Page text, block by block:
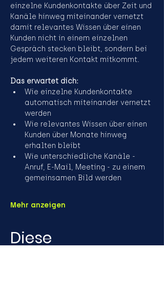
einzelne Kundenkontakte über Zeit und
Kanäle hinweg miteinander vernetzt
damit relevantes Wissen über einen
Kunden nicht in einem einzelnen
Gespräch stecken bleibt, sondern bei
jedem weiteren Kontakt mitkommt.
Das erwartet dich:
Wie einzelne Kundenkontakte
automatisch miteinander vernetzt
werden
Wie relevantes Wissen über einen
Kunden über Monate hinweg
erhalten bleibt
Wie unterschiedliche Kanäle -
Anruf, E-Mail, Meeting - zu einem
gemeinsamen Bild werden
Mehr anzeigen
Diese